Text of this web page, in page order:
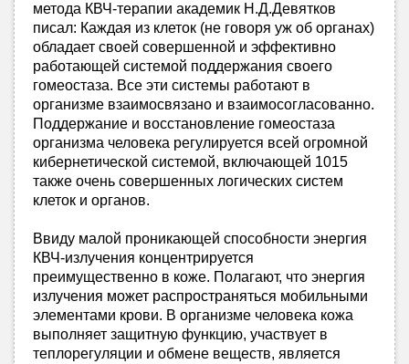
метода КВЧ-терапии академик Н.Д.Девятков
писал: Каждая из клеток (не говоря уж об органах)
обладает своей совершенной и эффективно
работающей системой поддержания своего
гомеостаза. Все эти системы работают в
организме взаимосвязано и взаимосогласованно.
Поддержание и восстановление гомеостаза
организма человека регулируется всей огромной
кибернетической системой, включающей 1015
также очень совершенных логических систем
клеток и органов.
Ввиду малой проникающей способности энергия
КВЧ-излучения концентрируется
преимущественно в коже. Полагают, что энергия
излучения может распространяться мобильными
элементами крови. В организме человека кожа
выполняет защитную функцию, участвует в
теплорегуляции и обмене веществ, является